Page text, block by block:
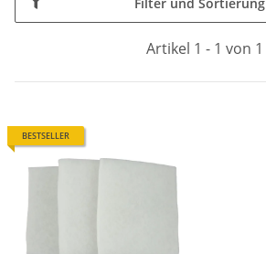
Artikel 1 - 1 von 1
BESTSELLER